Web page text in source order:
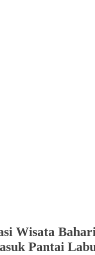
Wisata
Pantai